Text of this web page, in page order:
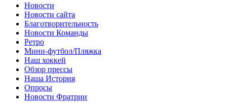
Новости
Новости сайта
Благотворительность
Новости Команды
Ретро
Мини-футбол/Пляжка
Наш хоккей
Обзор прессы
Наша История
Опросы
Новости Фратрии